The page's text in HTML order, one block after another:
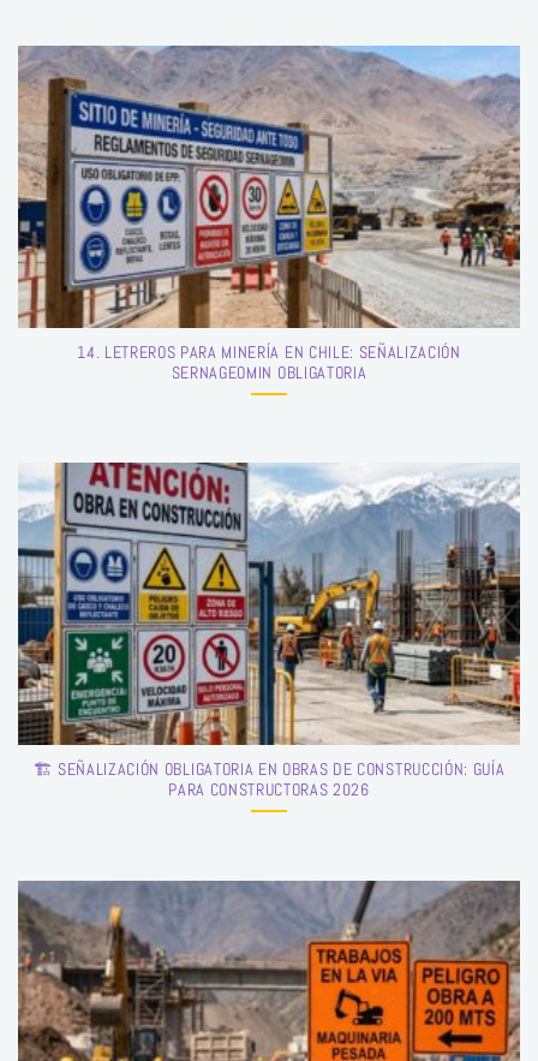
14. LETREROS PARA MINERÍA EN CHILE: SEÑALIZACIÓN
SERNAGEOMIN OBLIGATORIA
🏗️ SEÑALIZACIÓN OBLIGATORIA EN OBRAS DE CONSTRUCCIÓN: GUÍA
PARA CONSTRUCTORAS 2026